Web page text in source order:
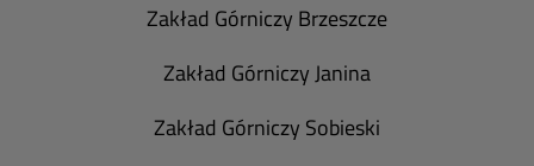
Zakład Górniczy Brzeszcze
Zakład Górniczy Janina
Zakład Górniczy Sobieski